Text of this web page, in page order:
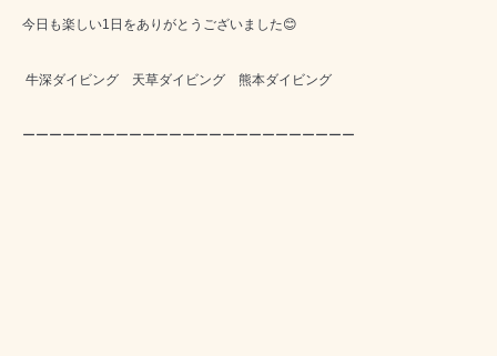
今日も楽しい1日をありがとうございました😊
牛深ダイビング 天草ダイビング 熊本ダイビング
ーーーーーーーーーーーーーーーーーーーーーーーーー